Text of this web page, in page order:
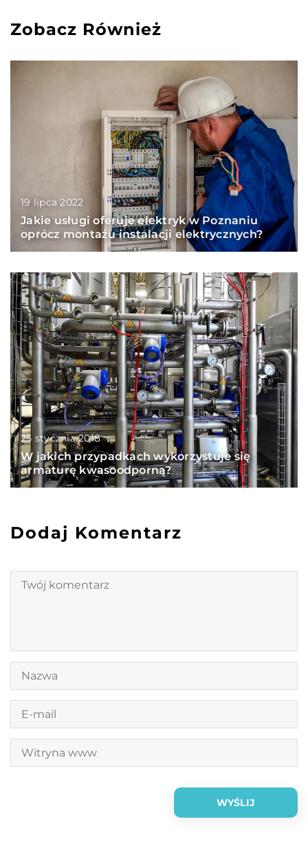
Zobacz Również
19 lipca 2022
Jakie usługi oferuje elektryk w Poznaniu
oprócz montażu instalacji elektrycznych?
25 stycznia 2018
W jakich przypadkach wykorzystuje się
armaturę kwasoodporną?
Dodaj Komentarz